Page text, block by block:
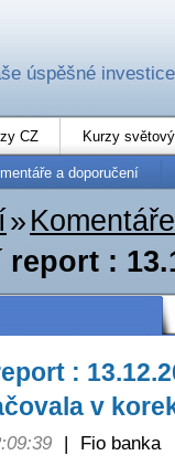
úspěšné investice
CZ Kurzy
a doporučení
»
report :
:
v
|
Fio banka